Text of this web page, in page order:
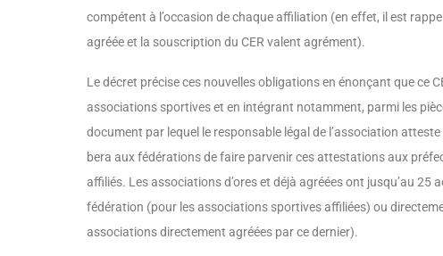
compétent à l’occasion de chaque affiliation (en effet, il est
agréée et la souscription du CER valent agrément).
Le décret précise ces nouvelles obligations en énonçant que ce
associations sportives et en intégrant notamment, parmi les
document par lequel le responsable légal de l’association
bera aux fédérations de faire parvenir ces attestations aux
affiliés. Les associations d’ores et déjà agréées ont jusqu’au
fédération (pour les associations sportives affiliées) ou
associations directement agréées par ce dernier).